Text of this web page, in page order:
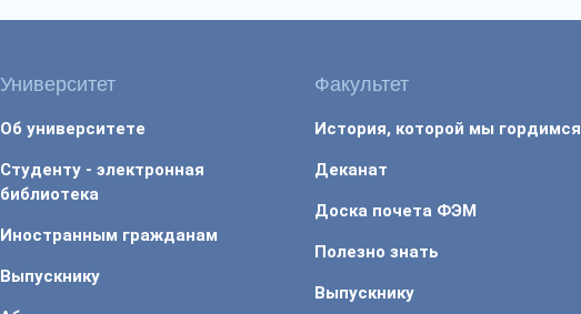
Университет
Об университете
Студенту - электронная
библиотека
Иностранным гражданам
Выпускнику
Факультет
История, которой мы гордимся
Деканат
Доска почета ФЭМ
Полезно знать
Выпускнику